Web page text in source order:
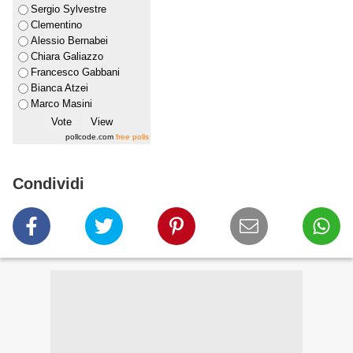
Sergio Sylvestre
Clementino
Alessio Bernabei
Chiara Galiazzo
Francesco Gabbani
Bianca Atzei
Marco Masini
pollcode.com free polls
Condividi